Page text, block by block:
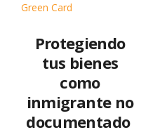
Green Card
Protegiendo
tus bienes
como
inmigrante no
documentado